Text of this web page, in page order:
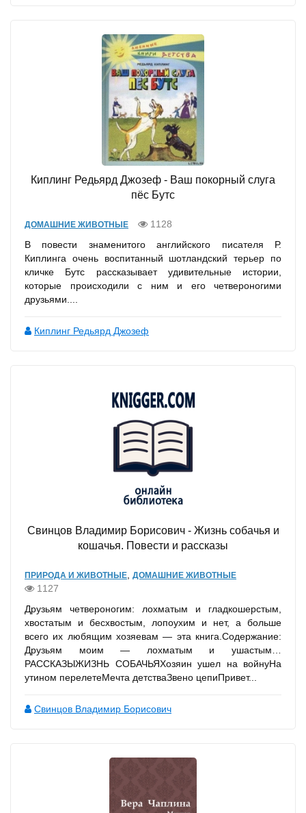
Киплинг Редьярд Джозеф - Ваш покорный слуга
пёс Бутс
ДОМАШНИЕ ЖИВОТНЫЕ
1128
В повести знаменитого английского писателя Р.
Киплинга очень воспитанный шотландский терьер по
кличке Бутс рассказывает удивительные истории,
которые происходили с ним и его четвероногими
друзьями....
Киплинг Редьярд Джозеф
Свинцов Владимир Борисович - Жизнь собачья и
кошачья. Повести и рассказы
ПРИРОДА И ЖИВОТНЫЕ ДОМАШНИЕ ЖИВОТНЫЕ
1127
Друзьям четвероногим: лохматым и гладкошерстым,
хвостатым и бесхвостым, лопоухим и нет, а больше
всего их любящим хозяевам — эта книга.Содержание:
Друзьям моим — лохматым и ушастым…
РАССКАЗЫЖИЗНЬ СОБАЧЬЯХозяин ушел на войнуНа
утином перелетеМечта детстваЗвено цепиПривет...
Свинцов Владимир Борисович